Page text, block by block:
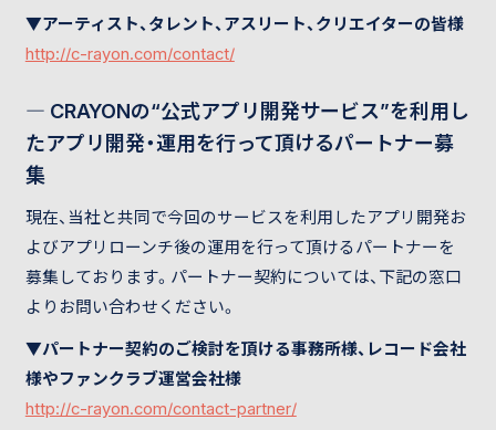
▼アーティスト、タレント、アスリート、クリエイターの皆様
http://c-rayon.com/contact/
― CRAYONの“公式アプリ開発サービス”を利用し
たアプリ開発・運用を行って頂けるパートナー募
集
現在、当社と共同で今回のサービスを利用したアプリ開発お
よびアプリローンチ後の運用を行って頂けるパートナーを
募集しております。パートナー契約については、下記の窓口
よりお問い合わせください。
▼パートナー契約のご検討を頂ける事務所様、レコード会社
様やファンクラブ運営会社様
http://c-rayon.com/contact-partner/